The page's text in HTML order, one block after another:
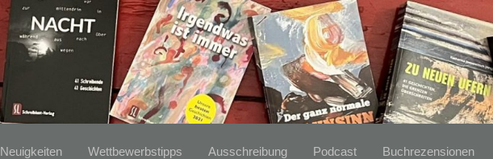
Neuigkeiten Wettbewerbstipps Ausschreibung Podcast Buchrezensionen